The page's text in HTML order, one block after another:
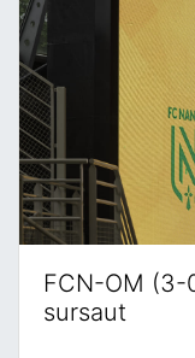
FCN-OM (3-
sursaut